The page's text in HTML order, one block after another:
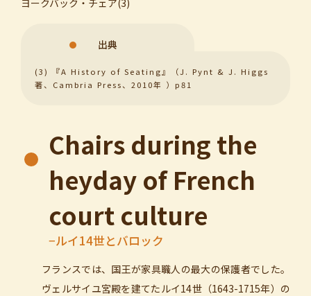
出典
(3) 『A History of Seating』（J. Pynt & J. Higgs
著、Cambria Press、2010年 ）p81
Chairs during the
heyday of French
court culture
−ルイ14世とバロック
フランスでは、国王が家具職人の最大の保護者でした。
ヴェルサイユ宮殿を建てたルイ14世（1643-1715年）の